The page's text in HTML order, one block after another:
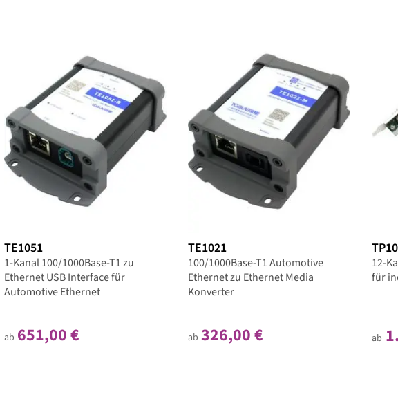
TE1051
1-Kanal 100/1000Base-T1 zu
Ethernet USB Interface für
Automotive Ethernet
ab 651,00 €
TE1021
100/1000Base-T1 Automotive
Ethernet zu Ethernet Media
Konverter
ab 326,00 €
12-
für
ab